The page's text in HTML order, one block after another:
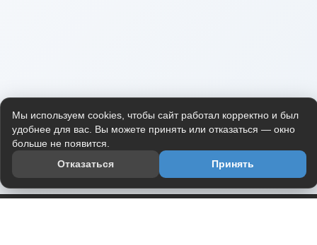
Мы используем cookies, чтобы сайт работал корректно и был
удобнее для вас. Вы можете принять или отказаться — окно
больше не появится.
Отказаться
Принять